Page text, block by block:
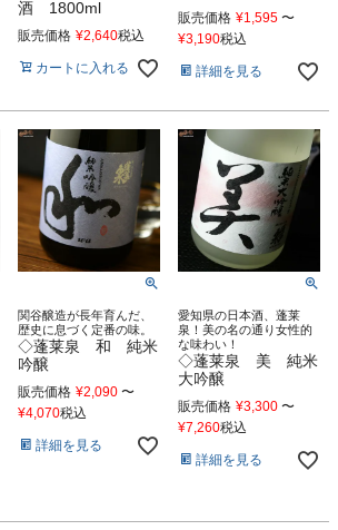
酒 1800ml
販売価格 ¥2,640税込
カートに入れる
販売価格 ¥1,595 〜
¥3,190税込
詳細を見る
関谷醸造が長年育んだ、
歴史に息づく定番の味。
◇蓬莱泉 和 純米
吟醸
販売価格 ¥2,090 〜
¥4,070税込
詳細を見る
愛知県の日本酒、蓬莱
泉！美の名の通り女性的
な味わい！
◇蓬莱泉 美 純米
大吟醸
販売価格 ¥3,300 〜
¥7,260税込
詳細を見る